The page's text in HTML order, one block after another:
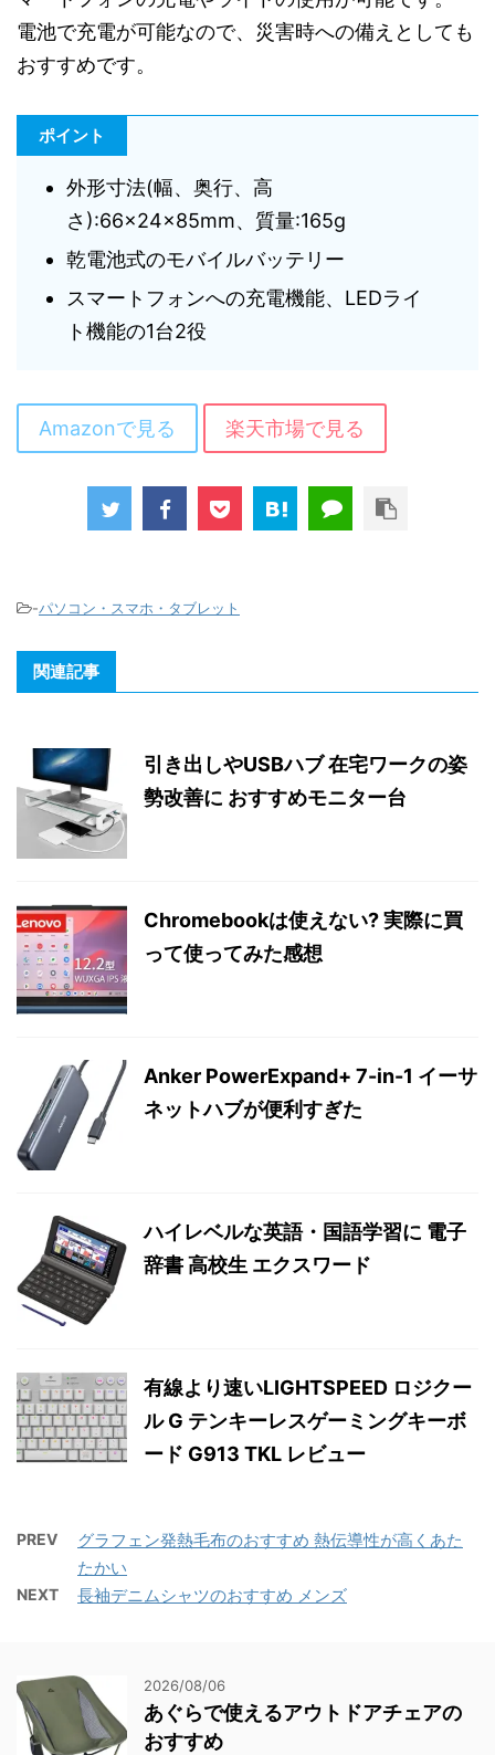
電池で充電が可能なので、災害時への備えとしても
おすすめです。
ポイント
外形寸法(幅、奥行、高
さ):66×24×85mm、質量:165g
乾電池式のモバイルバッテリー
スマートフォンへの充電機能、LEDライ
ト機能の1台2役
Amazonで見る 楽天市場で見る
-パソコン・スマホ・タブレット
関連記事
引き出しやUSBハブ 在宅ワークの姿
勢改善に おすすめモニター台
Chromebookは使えない? 実際に買
って使ってみた感想
Anker PowerExpand+ 7-in-1 イーサ
ネットハブが便利すぎた
ハイレベルな英語・国語学習に 電子
辞書 高校生 エクスワード
有線より速いLIGHTSPEED ロジクー
ル G テンキーレスゲーミングキーボ
ード G913 TKL レビュー
PREV
グラフェン発熱毛布のおすすめ 熱伝導性が高くあた
たかい
NEXT 長袖デニムシャツのおすすめ メンズ
2026/08/06
あぐらで使えるアウトドアチェアの
おすすめ